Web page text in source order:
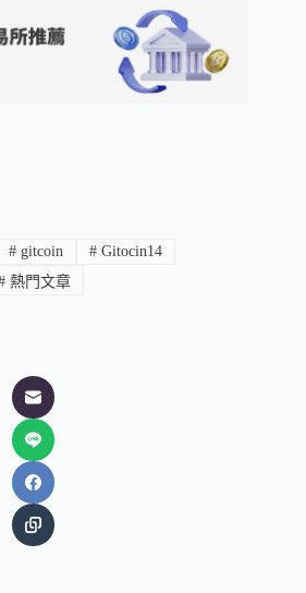
# gitcoin # Gitocin14
熱門文章